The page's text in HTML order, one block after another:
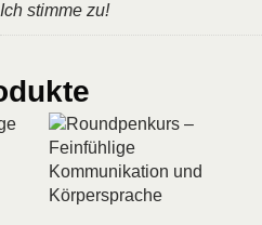
Ich stimme zu!
Dieses
Produkt
weist
mehrere